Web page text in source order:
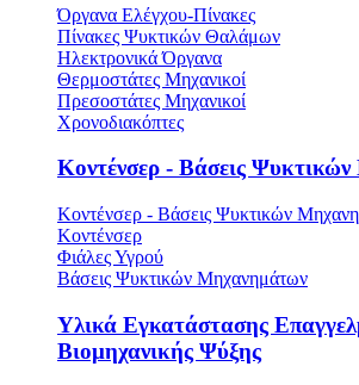
Όργανα Ελέγχου-Πίνακες
Πίνακες Ψυκτικών Θαλάμων
Ηλεκτρονικά Όργανα
Θερμοστάτες Μηχανικοί
Πρεσοστάτες Μηχανικοί
Χρονοδιακόπτες
Κοντένσερ - Βάσεις
Κοντένσερ - Βάσεις Ψυκτικών
Κοντένσερ
Φιάλες Υγρού
Βάσεις Ψυκτικών Μηχανημάτων
Υλικά Εγκατάστασης
Βιομηχανικής Ψύξης